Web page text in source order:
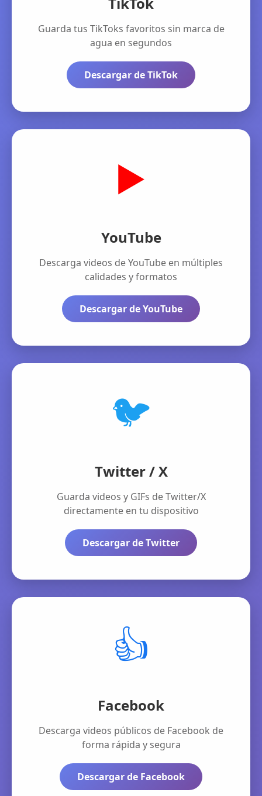
Guarda tus TikToks favoritos sin marca de
agua en segundos
Descargar de TikTok
▶️
YouTube
Descarga videos de YouTube en múltiples
calidades y formatos
Descargar de YouTube
🐦
Twitter / X
Guarda videos y GIFs de Twitter/X
directamente en tu dispositivo
Descargar de Twitter
👍
Facebook
Descarga videos públicos de Facebook de
forma rápida y segura
Descargar de Facebook